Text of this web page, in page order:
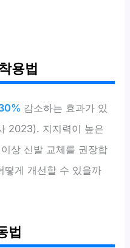
용법
감소하는 효과가 있
2023). 지지력이 높은
상 신발 교체를 권장합
떻게 개선할 수 있을까
법